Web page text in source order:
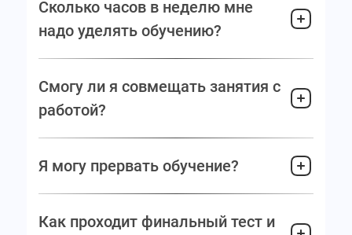
Сколько часов в неделю мне
надо уделять обучению?
Смогу ли я совмещать занятия с
работой?
Я могу прервать обучение?
Как проходит финальный тест и